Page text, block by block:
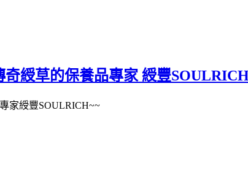
奇綬草的保養品專家 綬豐
家綬豐SOULRICH~~